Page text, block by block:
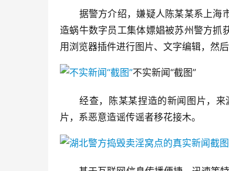
据警方介绍，嫌疑人陈某某系上海市
造蜗牛数字员工集体嫖娼被苏州警方抓
用浏览器插件进行图片、文字编辑，然
不实新闻“截图”
经查，陈某某捏造的新闻图片，来
片，系恶意造谣传谣者移花接木。